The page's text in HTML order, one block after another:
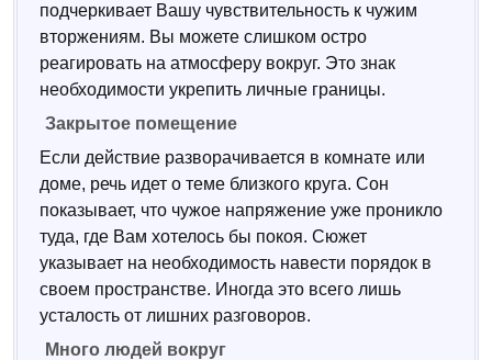
подчеркивает Вашу чувствительность к чужим
вторжениям. Вы можете слишком остро
реагировать на атмосферу вокруг. Это знак
необходимости укрепить личные границы.
Закрытое помещение
Если действие разворачивается в комнате или
доме, речь идет о теме близкого круга. Сон
показывает, что чужое напряжение уже проникло
туда, где Вам хотелось бы покоя. Сюжет
указывает на необходимость навести порядок в
своем пространстве. Иногда это всего лишь
усталость от лишних разговоров.
Много людей вокруг